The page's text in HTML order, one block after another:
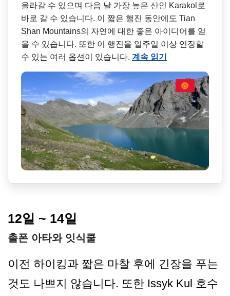
올라갈 수 있으며 다음 날 가장 높은 산인 Karakol로
바로 갈 수 있습니다. 이 짧은 행진 동안에도 Tian
Shan Mountains의 자연에 대한 좋은 아이디어를 얻
을 수 있습니다. 또한 이 행진을 일주일 이상 연장할
수 있는 여러 옵션이 있습니다. 계속 읽기
12일 ~ 14일
촐폰 아타와 잇식쿨
이전 하이킹과 짧은 마찰 후에 긴장을 푸는
것도 나쁘지 않습니다. 또한 Issyk Kul 호수